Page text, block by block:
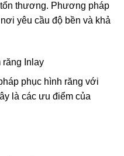
thương. Phương pháp
yêu cầu độ bền và khả
Inlay
phục hình răng với
là các ưu điểm của